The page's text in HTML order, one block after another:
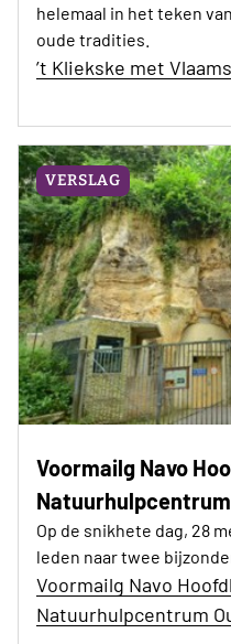
helemaal in het teken
oude tradities.
’t Kliekske met
VERSLAG
Voormailg Navo
Op de snikhete dag, 28
leden naar twee
Voormailg Navo
Natuurhulpcentrum